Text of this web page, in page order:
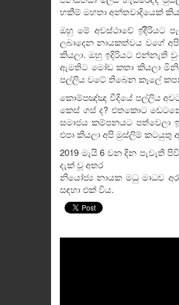
හකීම් මහතා අන්තවාදියෙක්
ඔහු මේ අවස්ථාවේ ඉදිිරියට
ලබාදෙන නායකත්වය වගේ
කියලා. ඔහු ඉදිරියට එන්නැති
ඇමතිට මෝඩ කතා කියලා
පල්ලිය වටේ තිබෙන කෑලේ
කොම්පඤ්ඤ වීදියේ පල්ලිය
කෙස් ගස් ද? එතකොට
සමාජය කම්පනයට පත්වෙලා
එපා කියලා අපි මුස්ලිම්
2019 මැයි 6 වන දින
දැක් වූ අතර
නියෝජ්‍ය නායක මධු මාධව
සඳහා එක් විය.